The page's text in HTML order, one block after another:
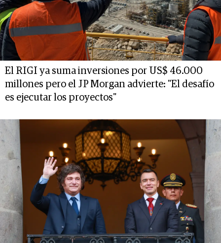
El RIGI ya suma inversiones por US$ 46.000
millones pero el JP Morgan advierte: "El desafío
es ejecutar los proyectos"